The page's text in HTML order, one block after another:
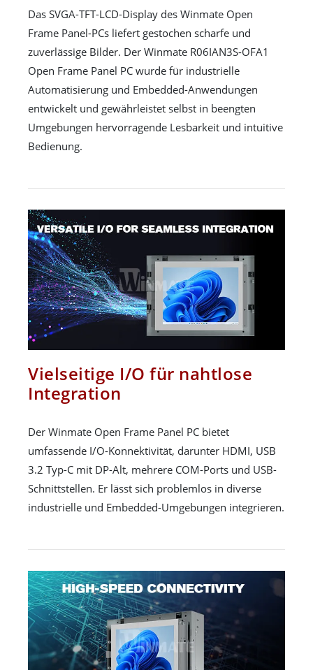
Das SVGA-TFT-LCD-Display des Winmate Open
Frame Panel-PCs liefert gestochen scharfe und
zuverlässige Bilder. Der Winmate R06IAN3S-OFA1
Open Frame Panel PC wurde für industrielle
Automatisierung und Embedded-Anwendungen
entwickelt und gewährleistet selbst in beengten
Umgebungen hervorragende Lesbarkeit und intuitive
Bedienung.
Vielseitige I/O für nahtlose
Integration
Der Winmate Open Frame Panel PC bietet
umfassende I/O-Konnektivität, darunter HDMI, USB
3.2 Typ-C mit DP-Alt, mehrere COM-Ports und USB-
Schnittstellen. Er lässt sich problemlos in diverse
industrielle und Embedded-Umgebungen integrieren.